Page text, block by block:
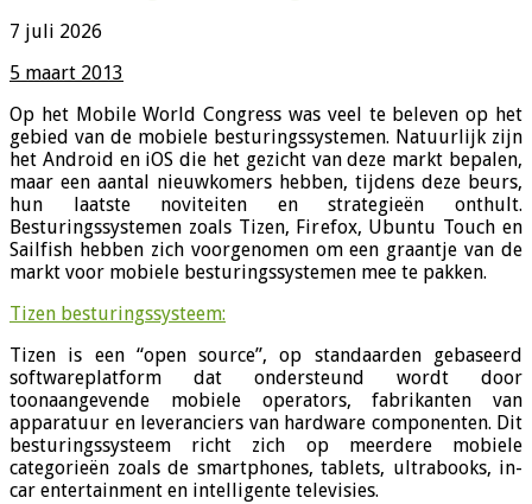
7 juli 2026
5 maart 2013
Op het Mobile World Congress was veel te beleven op het
gebied van de mobiele besturingssystemen. Natuurlijk zijn
het Android en iOS die het gezicht van deze markt bepalen,
maar een aantal nieuwkomers hebben, tijdens deze beurs,
hun laatste noviteiten en strategieën onthult.
Besturingssystemen zoals Tizen, Firefox, Ubuntu Touch en
Sailfish hebben zich voorgenomen om een graantje van de
markt voor mobiele besturingssystemen mee te pakken.
Tizen besturingssysteem:
Tizen is een “open source”, op standaarden gebaseerd
softwareplatform dat ondersteund wordt door
toonaangevende mobiele operators, fabrikanten van
apparatuur en leveranciers van hardware componenten. Dit
besturingssysteem richt zich op meerdere mobiele
categorieën zoals de smartphones, tablets, ultrabooks, in-
car entertainment en intelligente televisies.